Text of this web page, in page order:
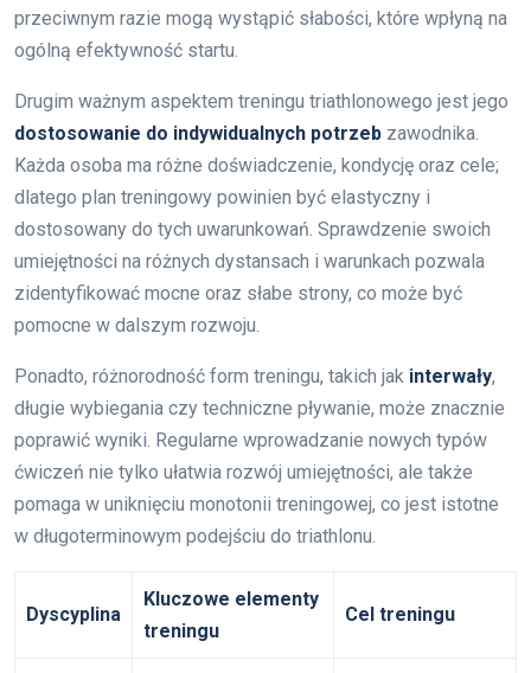
przeciwnym razie mogą wystąpić słabości, które wpłyną na
ogólną efektywność startu.
Drugim ważnym aspektem treningu triathlonowego jest jego
dostosowanie do indywidualnych potrzeb zawodnika.
Każda osoba ma różne doświadczenie, kondycję oraz cele;
dlatego plan treningowy powinien być elastyczny i
dostosowany do tych uwarunkowań. Sprawdzenie swoich
umiejętności na różnych dystansach i warunkach pozwala
zidentyfikować mocne oraz słabe strony, co może być
pomocne w dalszym rozwoju.
Ponadto, różnorodność form treningu, takich jak interwały,
długie wybiegania czy techniczne pływanie, może znacznie
poprawić wyniki. Regularne wprowadzanie nowych typów
ćwiczeń nie tylko ułatwia rozwój umiejętności, ale także
pomaga w uniknięciu monotonii treningowej, co jest istotne
w długoterminowym podejściu do triathlonu.
Dyscyplina
Kluczowe elementy
treningu
Cel treningu